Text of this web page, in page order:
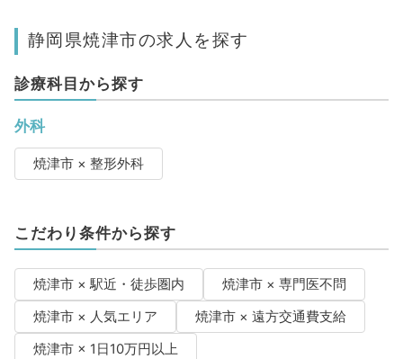
静岡県焼津市の求人を探す
診療科目から探す
外科
焼津市 × 整形外科
こだわり条件から探す
焼津市 × 駅近・徒歩圏内
焼津市 × 専門医不問
焼津市 × 人気エリア
焼津市 × 遠方交通費支給
焼津市 × 1日10万円以上